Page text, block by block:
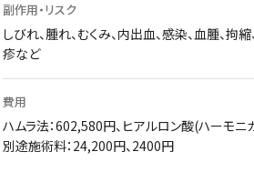
副作用・リスク
しびれ、腫れ、むくみ、内出血、感染、血腫、拘
疹など
費用
ハムラ法：602,580円、ヒアルロン酸(ハーモニ
別途施術料：24,200円、2400円